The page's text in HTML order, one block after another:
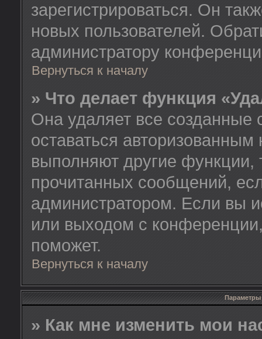
зарегистрироваться. Он
новых пользователей.
администратору
Вернуться к началу
» Что делает функция
Она удаляет все созданные
оставаться
выполняют другие функции,
прочитанных сообщений,
администратором. Если вы
или выходом с
поможет.
Вернуться к началу
Параметры
» Как мне изменить мои